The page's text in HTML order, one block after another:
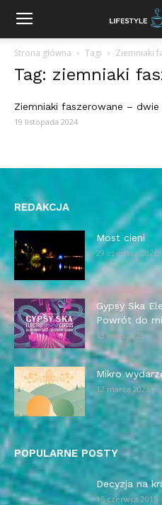
Strona główna Tagi Ziemniaki
Tag: ziemniaki
Ziemniaki faszerowane –
19 listopada 2024
REDAKCJA
Most cieni
29 czerwca 2026
Gypsy Ska
Powrót do
13 maja 2026
Mikro
12 marca 2026
POPULARNE POSTY
Decyzja na
15 czerwca 2015